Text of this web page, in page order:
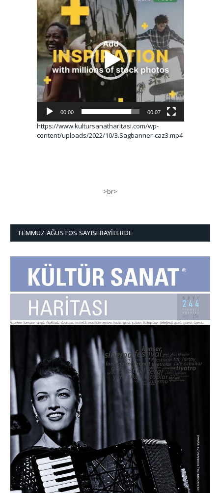
Video
oynatıcı
00:00 00:07
https://www.kultursanatharitasi.com/wp-
content/uploads/2022/10/3.Sagbanner-caz3.mp4
>br>
TEMMUZ AĞUSTOS SAYISI BAYILERDE